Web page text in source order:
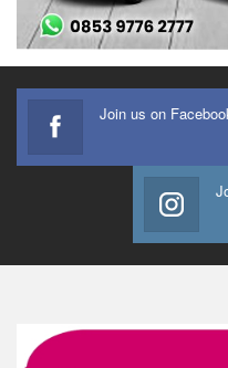
Join us on